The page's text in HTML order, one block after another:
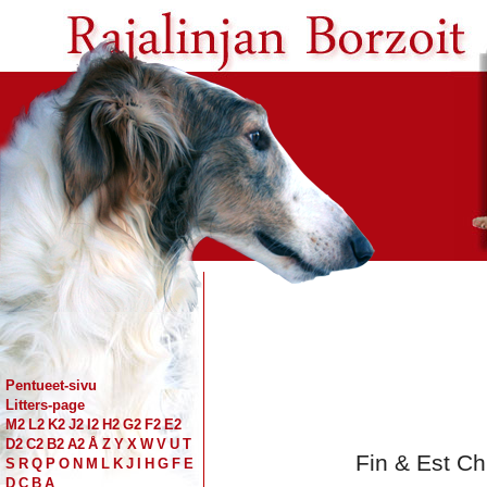
Pentueet-sivu
Litters-page
M2 L2 K2 J2 I2 H2 G2 F2 E2
D2 C2 B2 A2 Å Z Y X W V U T
S R Q P O N M L K J H G F E
D C B A
Fin & Est